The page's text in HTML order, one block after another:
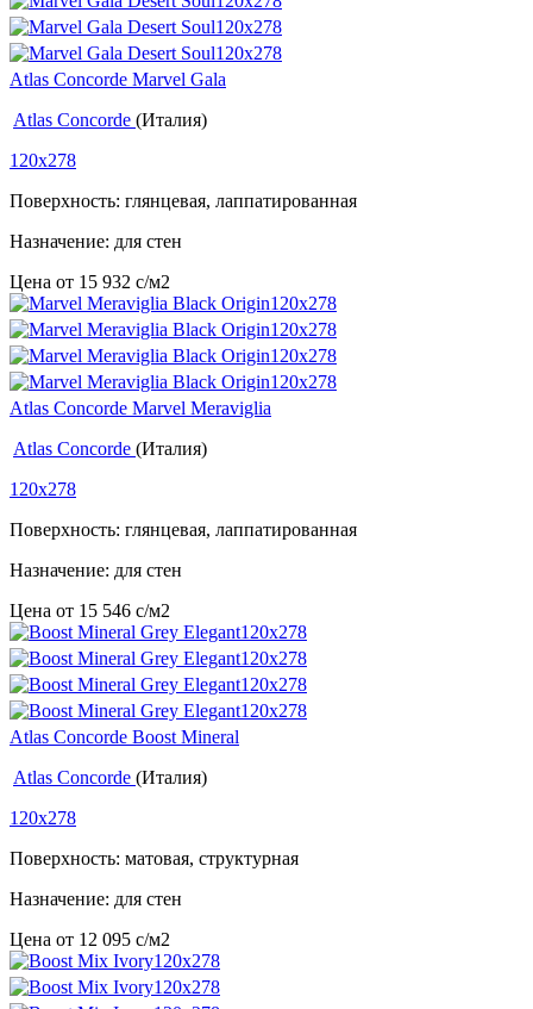
Atlas Concorde Marvel Gala
Atlas Concorde (Италия)
120x278
Поверхность: глянцевая, лаппатированная
Назначение: для стен
Цена от 15 932 c/м2
Atlas Concorde Marvel Meraviglia
Atlas Concorde (Италия)
120x278
Поверхность: глянцевая, лаппатированная
Назначение: для стен
Цена от 15 546 c/м2
Atlas Concorde Boost Mineral
Atlas Concorde (Италия)
120x278
Поверхность: матовая, структурная
Назначение: для стен
Цена от 12 095 c/м2